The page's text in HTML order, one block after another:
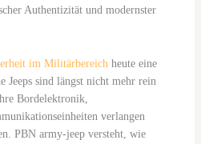
Authentizität und modernster
im Militärbereich heute eine
Jeeps sind längst nicht mehr rein
Bordelektronik,
verlangen
PBN army-jeep versteht, wie